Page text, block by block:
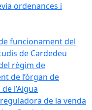
ordenances i
funcionament del
de Cardedeu
règim de
de l’òrgan de
l’Aigua
de la venda